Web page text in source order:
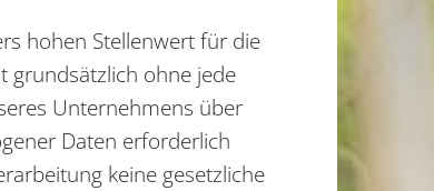
hohen Stellenwert für die
grundsätzlich ohne jede
Unternehmens über
Daten erforderlich
keine gesetzliche